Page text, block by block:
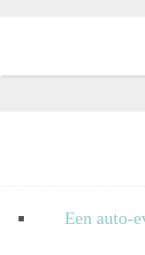
Een auto-